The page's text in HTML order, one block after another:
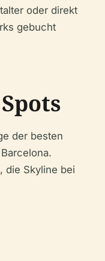
oder direkt
gebucht
der besten
die Skyline bei